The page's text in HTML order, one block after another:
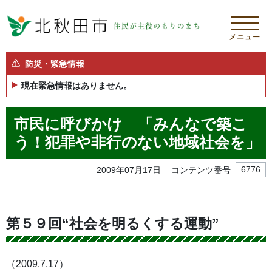
メニュー
防災・緊急情報
現在緊急情報はありません。
市民に呼びかけ 「みんなで築こ
う！犯罪や非行のない地域社会を」
2009年07月17日 コンテンツ番号 6776
第５９回“社会を明るくする運動”
（2009.7.17）